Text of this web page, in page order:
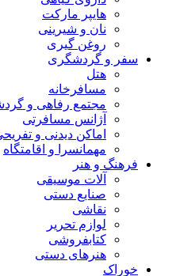
هایپر مارکت
نان و شیرینی
روغن گیری
سفر و گردشگری
هتل
مسافرخانه
مجتمع رفاهی و
آژانس مسافرتی
اماکن دیدنی و تفریحی
مهمانسرا و اقامتگاه
فرهنگ و هنر
آلات موسیقی
صنایع دستی
نقاشی
لوازم تحریر
کتابفروشی
هنرهای دستی
خوراک